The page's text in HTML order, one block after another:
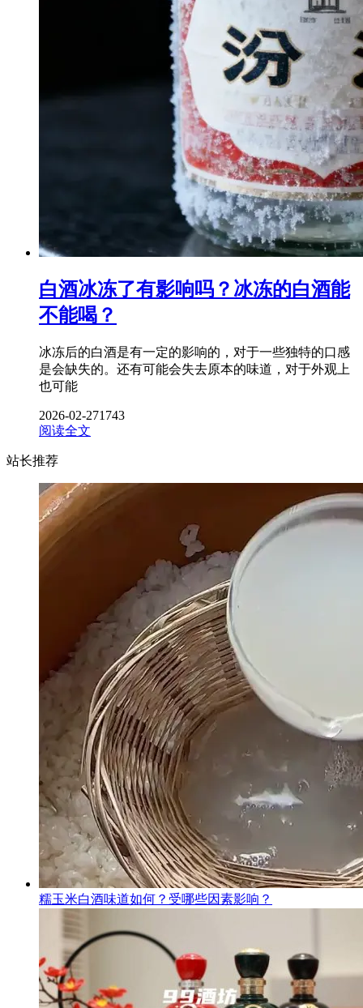
白酒冰冻了有影响吗？冰冻的白酒能
不能喝？
冰冻后的白酒是有一定的影响的，对于一些独特的口感
是会缺失的。还有可能会失去原本的味道，对于外观上
也可能
2026-02-271743
阅读全文
站长推荐
糯玉米白酒味道如何？受哪些因素影响？